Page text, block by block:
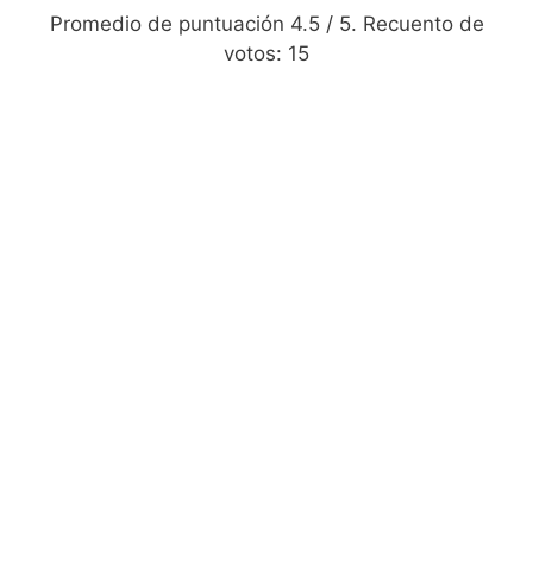
Promedio de puntuación 4.5/ 5. Recuento de
votos: 15